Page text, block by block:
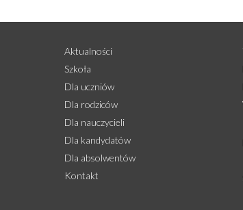
Aktualności
Szkoła
Dla uczniów
Dla rodziców
Dla nauczycieli
Dla kandydatów
Dla absolwentów
Kontakt